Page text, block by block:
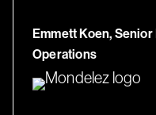
Emmett Koen,
Operations